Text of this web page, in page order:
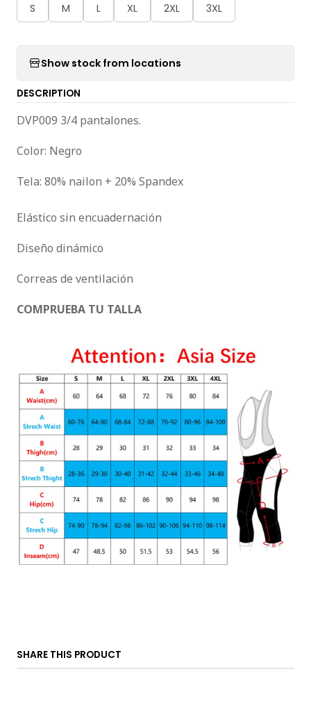
S M L XL 2XL 3XL
Show stock from locations
DESCRIPTION
DVP009 3/4 pantalones.
Color: Negro
Tela: 80% nailon + 20% Spandex
Elástico sin encuadernación
Diseño dinámico
Correas de ventilación
COMPRUEBA TU TALLA
SHARE THIS PRODUCT